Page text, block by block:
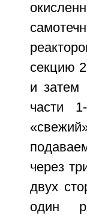
секцию
и затем
части
через
двух
один